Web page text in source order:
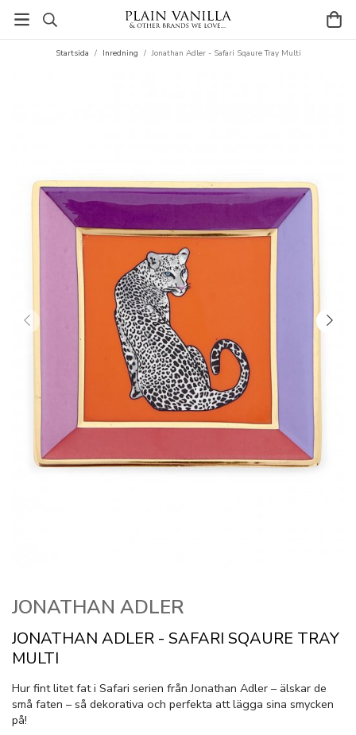
Startsida / Inredning / Jonathan Adler - Safari Sqaure Tray Multi
JONATHAN ADLER
JONATHAN ADLER - SAFARI SQAURE TRAY
MULTI
Hur fint litet fat i Safari serien från Jonathan Adler – älskar de
små faten – så dekorativa och perfekta att lägga sina smycken
på!